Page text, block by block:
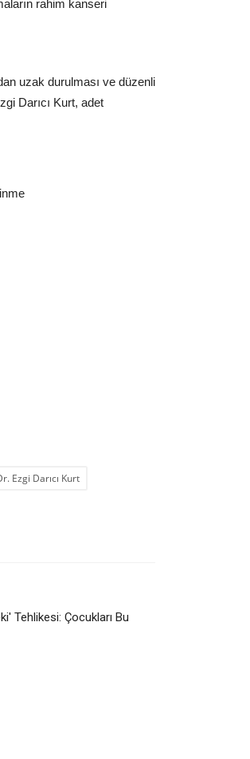
rahim kanseri
uzak durulması ve düzenli
Darıcı Kurt, adet
Ezgi Darıcı Kurt
Tehlikesi: Çocukları Bu